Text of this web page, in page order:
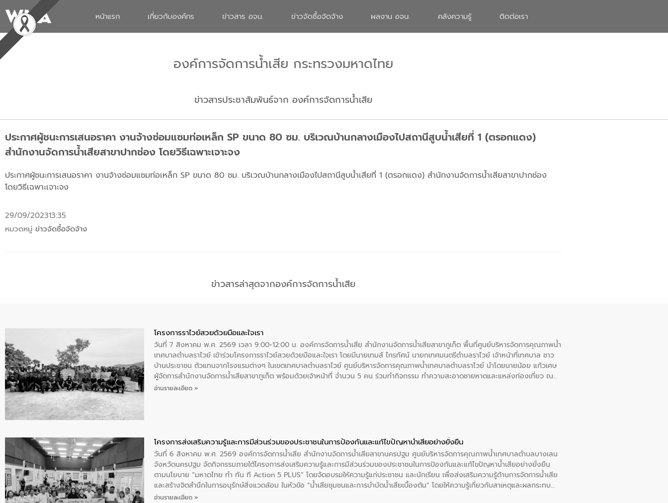
หน้าแรก เกี่ยวกับองค์กร ข่าวสาร อจน. ข่าวจัดซื้อจัดจ้าง ผลงาน อจน. คลังความรู้ ติดต่อเรา
องค์การจัดการน้ำเสีย กระทรวงมหาดไทย
ข่าวสารประชาสัมพันธ์จาก องค์การจัดการน้ำเสีย
ประกาศผู้ชนะการเสนอราคา งานจ้างซ่อมแซมท่อเหล็ก SP ขนาด 80 ซม. บริเวณบ้านกลางเมืองไปสถานีสูบน้ำเสียที่ 1 (ตรอกแดง)
สำนักงานจัดการน้ำเสียสาขาปากช่อง โดยวิธีเฉพาะเจาะจง
ประกาศผู้ชนะการเสนอราคา งานจ้างซ่อมแซมท่อเหล็ก SP ขนาด 80 ซม. บริเวณบ้านกลางเมืองไปสถานีสูบน้ำเสียที่ 1 (ตรอกแดง) สำนักงานจัดการน้ำเสียสาขาปากช่อง
โดยวิธีเฉพาะเจาะจง
29/09/202313:35
หมวดหมู่ ข่าวจัดซื้อจัดจ้าง
ข่าวสารล่าสุดจากองค์การจัดการน้ำเสีย
โครงการราไวย์สวยด้วยมือและใจเรา
วันที่ 7 สิงหาคม พ.ศ. 2569 เวลา 9:00-12:00 น. องค์การจัดการน้ำเสีย สำนักงานจัดการน้ำเสียสาขาภูเก็ต พื้นที่ศูนย์บริหารจัดการคุณภาพน้ำ
เทศบาลตำบลราไวย์ เข้าร่วมโครงการราไวย์สวยด้วยมือและใจเรา โดยมีนายเทมส์ ไกรทัศน์ นายกเทศมนตรีตำบลราไวย์ เจ้าหน้าที่เทศบาล ชาว
บ้านประชาชน ตัวแทนจากโรงแรมต่างๆ ในเขตเทศบาลตำบลราไวย์ ศูนย์บริหารจัดการคุณภาพน้ำเทศบาลตำบลราไวย์ นำโดยนายน้อย แก้วเศษ
ผู้จัดการสำนักงานจัดการน้ำเสียสาขาภูเก็ต พร้อมด้วยเจ้าหน้าที่ จำนวน 5 คน ร่วมทำกิจกรรม ทำความสะอาดชายหาดและแหล่งท่องเที่ยว ณ
บริเวณแหลมพรหมเทพ หมู่ที่ 6 ตำบลราไวย์ อำเภอเมือง จังหวัดภูเก็ต
อ่านรายละเอียด »
โครงการส่งเสริมความรู้และการมีส่วนร่วมของประชาชนในการป้องกันและแก้ไขปัญหาน้ำเสียอย่างยั่งยืน
วันที่ 6 สิงหาคม พ.ศ. 2569 องค์การจัดการน้ำเสีย สำนักงานจัดการน้ำเสียสาขานครปฐม ศูนย์บริหารจัดการคุณภาพน้ำเทศบาลตำบลบางเลน
จังหวัดนครปฐม จัดกิจกรรมภายใต้โครงการส่งเสริมความรู้และการมีส่วนร่วมของประชาชนในการป้องกันและแก้ไขปัญหาน้ำเสียอย่างยั่งยืน
ตามนโยบาย “มหาดไทย ทำ ทัน ที Action 5 PLUS” โดยจัดอบรมให้ความรู้แก่ประชาชน และนักเรียน เพื่อส่งเสริมความรู้ด้านการจัดการน้ำเสีย
และสร้างจิตสำนึกในการอนุรักษ์สิ่งแวดล้อม ในหัวข้อ “น้ำเสียชุมชนและการบำบัดน้ำเสียเบื้องต้น” โดยให้ความรู้เกี่ยวกับสาเหตุและผลกระทบ
ของน้ำเสีย แนวทางการลดการเกิดน้ำเสียจากแหล่งกำเนิด การบำบัดน้ำเสียเบื้องต้นในครัวเรือน ณ เทศบาลตำบลบางเลน จังหวัดนครปฐม
อ่านรายละเอียด »